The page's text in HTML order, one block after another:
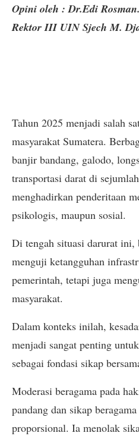
Opini oleh : Dr.Edi
Rektor III UIN Sjech M.
Tahun 2025 menjadi salah
masyarakat Sumatera.
banjir bandang, galodo,
transportasi darat di
menghadirkan penderitaan
psikologis, maupun sosial.
Di tengah situasi darurat ini,
menguji ketangguhan
pemerintah, tetapi juga
masyarakat.
Dalam konteks inilah,
menjadi sangat penting
sebagai fondasi sikap
Moderasi beragama pada
pandang dan sikap
proporsional. Ia menolak